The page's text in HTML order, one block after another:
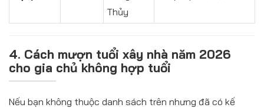
Thủy
4. Cách mượn tuổi xây nhà năm 2026
cho gia chủ không hợp tuổi
Nếu bạn không thuộc danh sách trên nhưng đã có kế